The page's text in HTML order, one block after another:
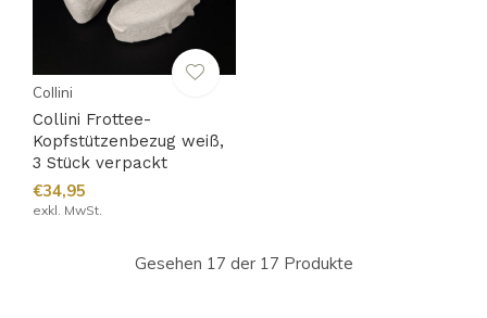
Collini
Collini Frottee-
Kopfstützenbezug weiß,
3 Stück verpackt
€34,95
exkl. MwSt.
Gesehen 17 der 17 Produkte